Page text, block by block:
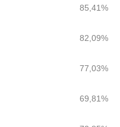
85,41%
82,09%
77,03%
69,81%